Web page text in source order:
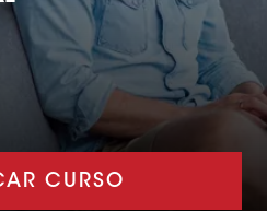
CURSO